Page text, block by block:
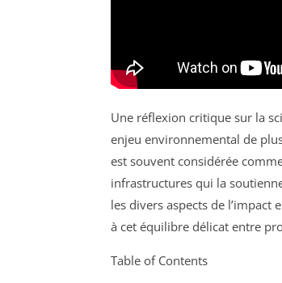
Une réflexion critique sur la
enjeu environnemental de
est souvent considérée
infrastructures qui la
les divers aspects de
à cet équilibre délicat entre
Table of Contents